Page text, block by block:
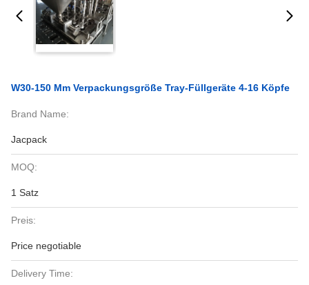
W30-150 Mm Verpackungsgröße Tray-Füllgeräte 4-16 Köpfe
Brand Name:
Jacpack
MOQ:
1 Satz
Preis:
Price negotiable
Delivery Time: